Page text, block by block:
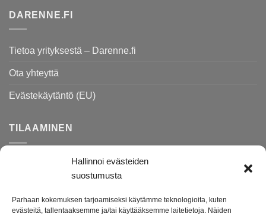
Hallinnoi evästeiden
suostumusta
Parhaan kokemuksen tarjoamiseksi käytämme teknologioita, kuten
evästeitä, tallentaaksemme ja/tai käyttääksemme laitetietoja. Näiden
DARENNE.FI
Tietoa yrityksestä – Darenne.fi
Ota yhteyttä
Evästekäytäntö (EU)
TILAAMINEN
Rekisteri- ja tietosuojaseloste
Palautusohjeet